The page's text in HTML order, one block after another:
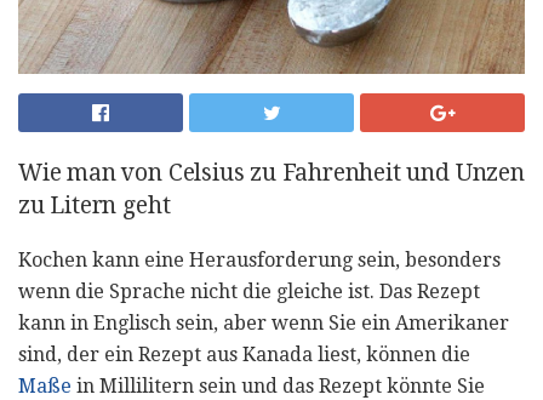
Wie man von Celsius zu Fahrenheit und Unzen
zu Litern geht
Kochen kann eine Herausforderung sein, besonders
wenn die Sprache nicht die gleiche ist. Das Rezept
kann in Englisch sein, aber wenn Sie ein Amerikaner
sind, der ein Rezept aus Kanada liest, können die
Maße in Millilitern sein und das Rezept könnte Sie